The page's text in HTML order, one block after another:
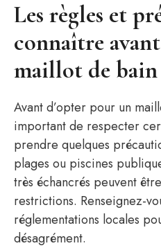
Les règles et
connaître
maillot de
Avant d’opter pour un
important de respecter
prendre quelques
plages ou piscines
très échancrés peuvent
restrictions. Renseignez-
réglementations locales
désagrément.